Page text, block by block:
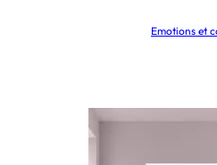
Emotions et